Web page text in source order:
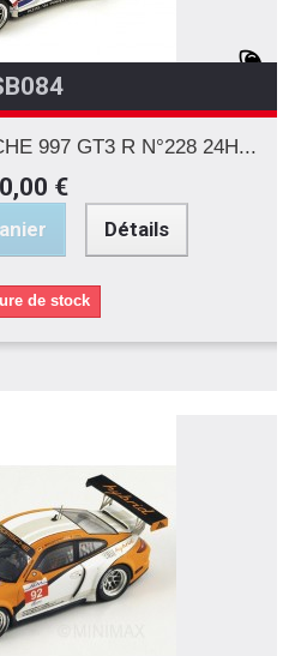
997 GT3 R N°228 24H...
€
Détails
de stock